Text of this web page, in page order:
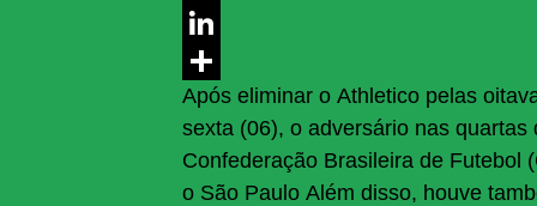
Messenger
LinkedIn
Share
Após eliminar o Athletico pelas
sexta (06), o adversário nas
Confederação Brasileira de Futebol
o São Paulo Além disso, houve